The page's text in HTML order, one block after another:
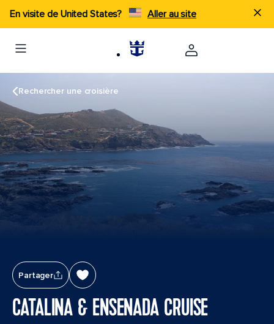
En visite de United States? Aller au site
Rechercher une croisière
Partager
CATALINA & ENSENADA CRUISE